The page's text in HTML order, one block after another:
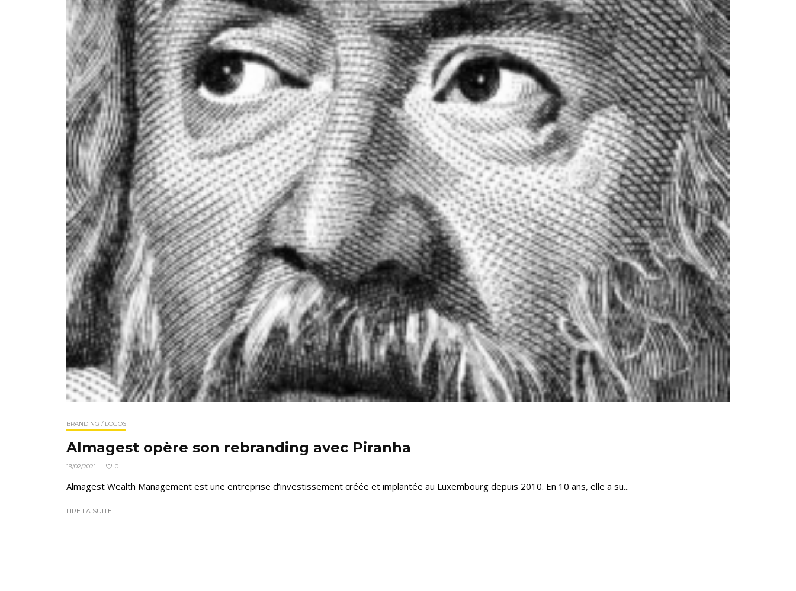
BRANDING / LOGOS
Almagest opère son rebranding avec Piranha
19/02/2021 · 0
Almagest Wealth Management est une entreprise d’investissement créée et implantée au Luxembourg depuis 2010. En 10 ans, elle a su...
LIRE LA SUITE